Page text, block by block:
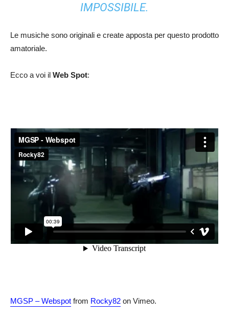
IMPOSSIBILE.
Le musiche sono originali e create apposta per questo prodotto
amatoriale.
Ecco a voi il Web Spot:
MGSP – Webspot from Rocky82 on Vimeo.